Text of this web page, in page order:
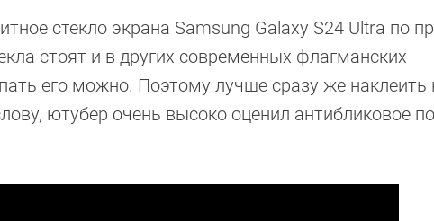
стекло экрана Samsung Galaxy S24 Ultra по
стоят и в других современных флагманских
его можно. Поэтому лучше сразу же наклеить
ютубер очень высоко оценил антибликовое